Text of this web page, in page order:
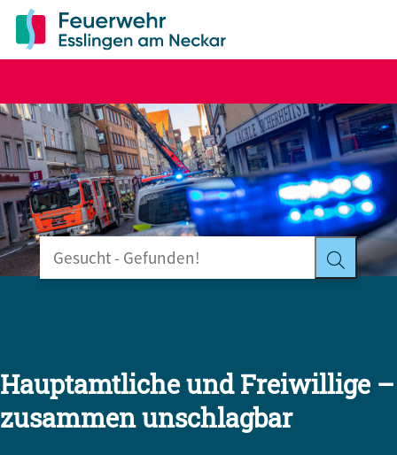
Hauptamtliche und Freiwillige –
zusammen unschlagbar